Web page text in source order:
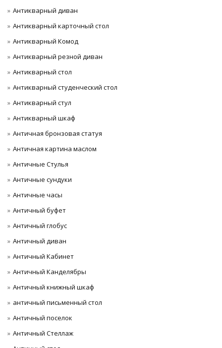
Антикварный диван
Антикварный карточный стол
Антикварный Комод
Антикварный резной диван
Антикварный стол
Антикварный студенческий стол
Антикварный стул
Антикварный шкаф
Античная бронзовая статуя
Античная картина маслом
Античные Стулья
Античные сундуки
Античные часы
Античный буфет
Античный глобус
Античный диван
Античный Кабинет
Античный Канделябры
Античный книжный шкаф
античный письменный стол
Античный поселок
Античный Стеллаж